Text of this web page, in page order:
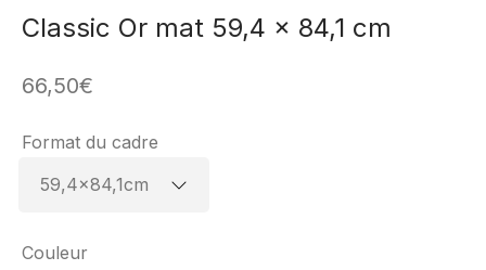
Classic Or mat 59,4 x 84,1 cm
66,50€
Format du cadre
Couleur